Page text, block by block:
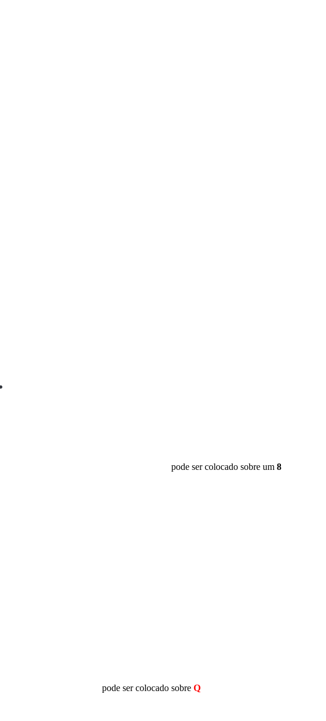
pode ser colocado sobre um 8
pode ser colocado sobre Q